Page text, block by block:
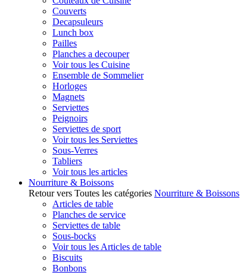
Couverts
Decapsuleurs
Lunch box
Pailles
Planches a decouper
Voir tous les Cuisine
Ensemble de Sommelier
Horloges
Magnets
Serviettes
Peignoirs
Serviettes de sport
Voir tous les Serviettes
Sous-Verres
Tabliers
Voir tous les articles
Nourriture & Boissons
Retour vers Toutes les catégories Nourriture & Boissons
Articles de table
Planches de service
Serviettes de table
Sous-bocks
Voir tous les Articles de table
Biscuits
Bonbons